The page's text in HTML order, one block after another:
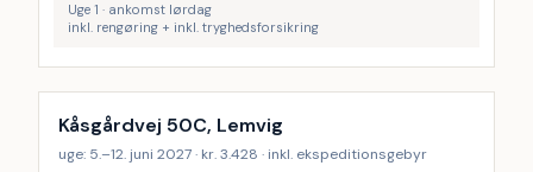
Uge 1 · ankomst lørdag
inkl. rengøring + inkl. tryghedsforsikring
Kåsgårdvej 50C, Lemvig
uge: 5.–12. juni 2027 · kr. 3.428 · inkl. ekspeditionsgebyr